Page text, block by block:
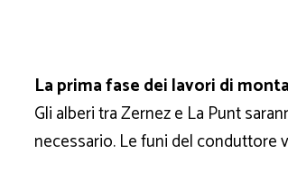
La prima fase dei lavori di
Gli alberi tra Zernez e La Punt
necessario. Le funi del conduttore